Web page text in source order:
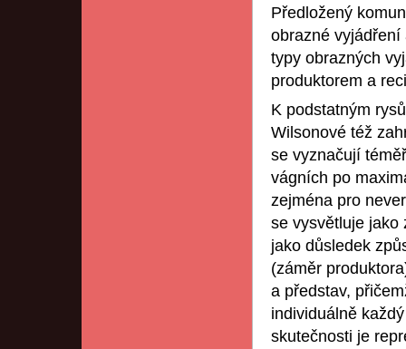
Předložený
obrazné
typy obrazných
produktorem a
K podstatným
Wilsonové též
se vyznačují
vágních po
zejména pro
se vysvětluje jako
jako důsledek
(záměr
a představ,
individuálně
skutečnosti je